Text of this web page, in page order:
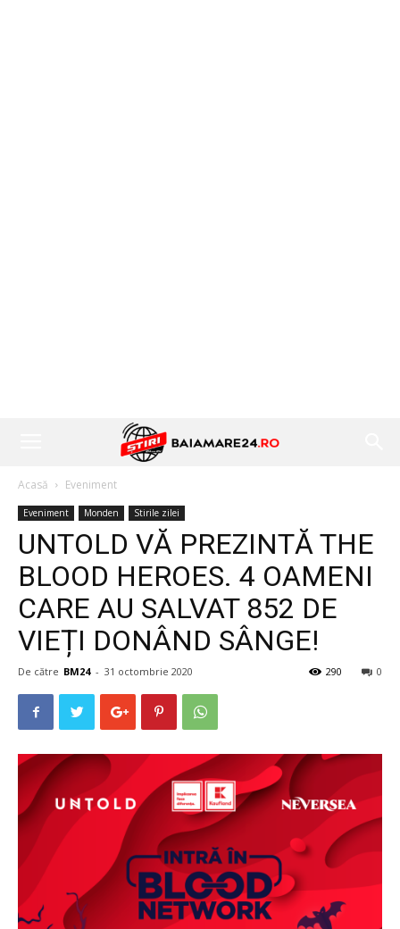
Acasă Eveniment
Eveniment Monden Stirile zilei
UNTOLD VĂ PREZINTĂ THE
BLOOD HEROES. 4 OAMENI
CARE AU SALVAT 852 DE
VIEȚI DONÂND SÂNGE!
De către BM24 - 31 octombrie 2020 0
290